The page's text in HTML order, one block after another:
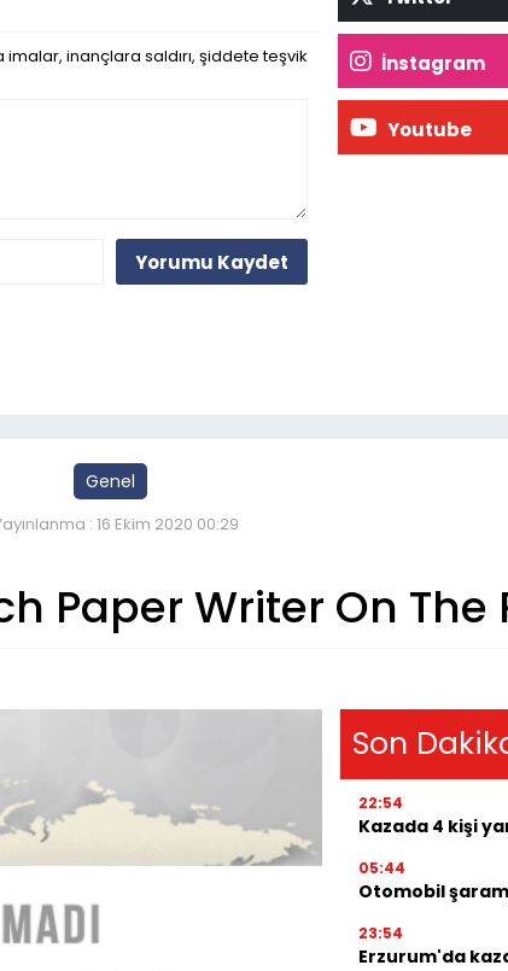
inançlara saldırı, şiddete teşvik
Yorumu Kaydet
İnstagram
Youtube
Genel
: 16 Ekim 2020 00:29
Paper Writer On The
Son
22:54
Kazada 4 kişi
05:44
Otomobil
23:54
Erzurum'da